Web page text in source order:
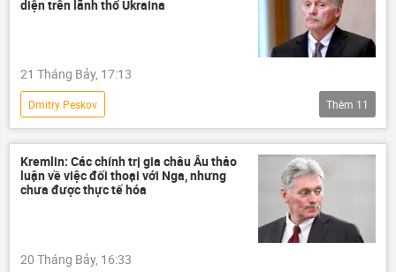
diện trên lãnh thổ Ukraina
21 Tháng Bảy, 17:13
Dmitry Peskov
Chiến dịch quân sự đặc biệt tại Ukraina
Thế giới
Nga
Liên bang Nga
Ukraina
Cuộc khủng hoảng ở Ukraina
phương Tây
Thêm 11
Kremlin: Các chính trị gia châu Âu thảo
luận về việc đối thoại với Nga, nhưng
chưa được thực tế hóa
20 Tháng Bảy, 16:33